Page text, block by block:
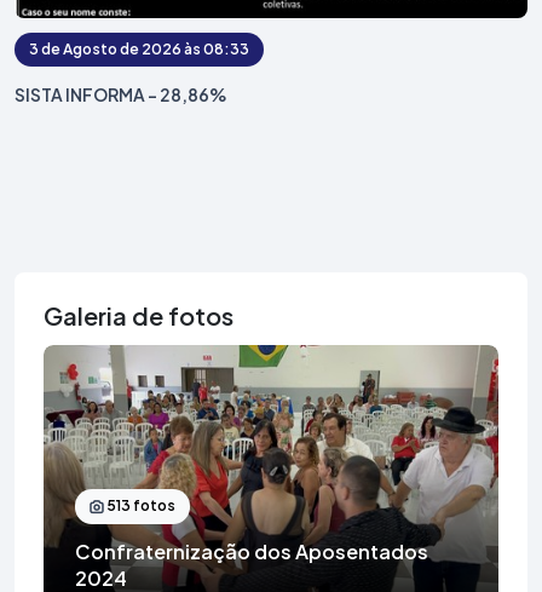
3 de Agosto de 2026 às 08:33
SISTA INFORMA - 28,86%
Galeria de fotos
513 fotos
Confraternização dos Aposentados
2024